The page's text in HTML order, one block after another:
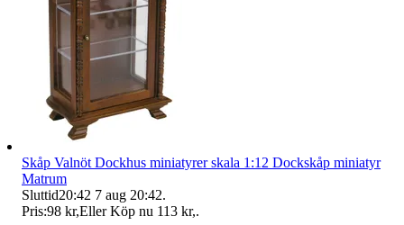
Skåp Valnöt Dockhus miniatyrer skala 1:12 Dockskåp miniatyr
Matrum
Sluttid20:42 7 aug 20:42.
Pris:98 kr,Eller Köp nu 113 kr,.